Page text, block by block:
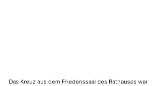
Das Kreuz aus dem Friedenssaal des Rathauses war